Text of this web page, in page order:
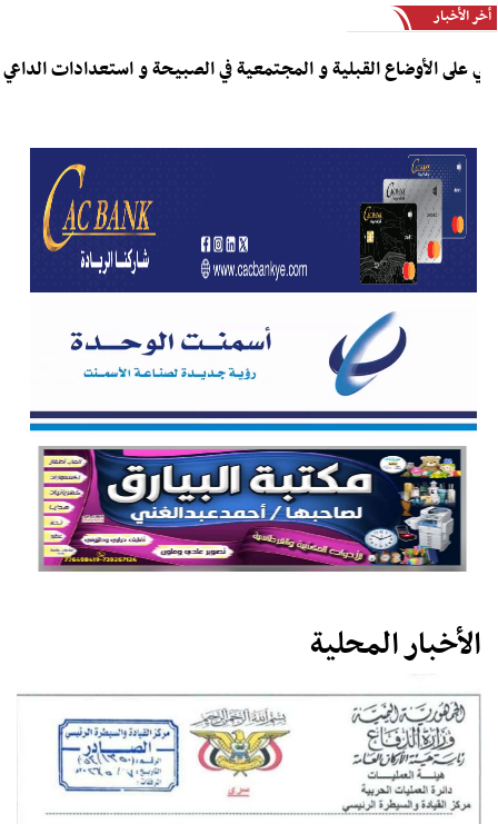
أخر الأخبار
اليزيدي يطّلع من الكعلولي على الأوضاع القبلية و المجتمعية في
الأخبار المحلية